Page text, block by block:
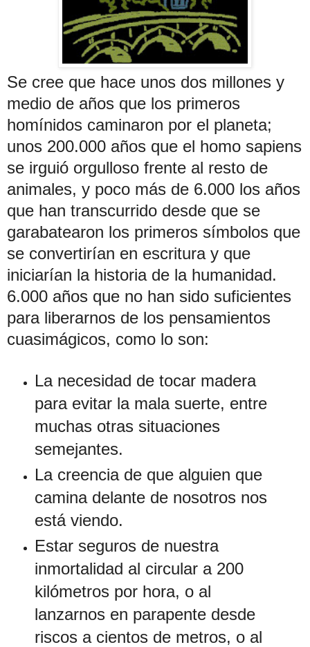
Se cree que hace unos dos millones y
medio de años que los primeros
homínidos caminaron por el planeta;
unos 200.000 años que el homo sapiens
se irguió orgulloso frente al resto de
animales, y poco más de 6.000 los años
que han transcurrido desde que se
garabatearon los primeros símbolos que
se convertirían en escritura y que
iniciarían la historia de la humanidad.
6.000 años que no han sido suficientes
para liberarnos de los pensamientos
cuasimágicos, como lo son:
La necesidad de tocar madera
para evitar la mala suerte, entre
muchas otras situaciones
semejantes.
La creencia de que alguien que
camina delante de nosotros nos
está viendo.
Estar seguros de nuestra
inmortalidad al circular a 200
kilómetros por hora, o al
lanzarnos en parapente desde
riscos a cientos de metros, o al